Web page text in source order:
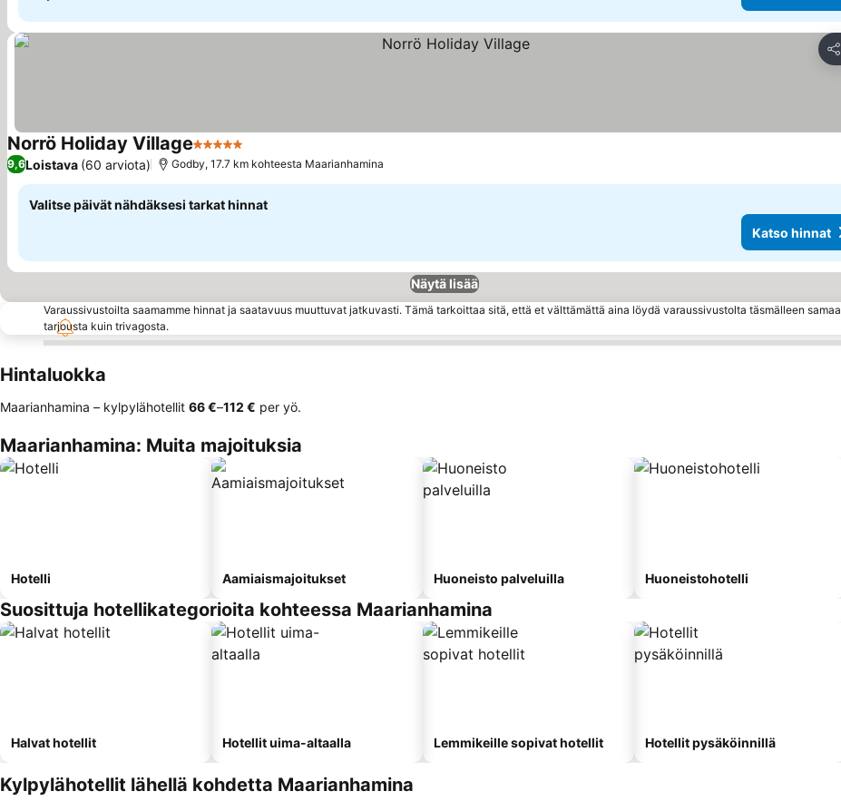
Jaa
Norrö Holiday Village5 Tähtiluokitus
9,6Loistava (60 arviota) Godby, 17.7 km kohteesta Maarianhamina
Valitse päivät nähdäksesi tarkat hinnat
Katso hinnat
Näytä lisää
Varaussivustoilta saamamme hinnat ja saatavuus muuttuvat jatkuvasti. Tämä tarkoittaa sitä, että et välttämättä aina löydä varaussivustolta täsmälleen samaa
tarjousta kuin trivagosta.
Hintaluokka
Maarianhamina – kylpylähotellit ‎66 €–‎112 € per yö.
Maarianhamina: Muita majoituksia
Hotelli Aamiaismajoitukset Huoneisto palveluilla Huoneistohotelli
Suosittuja hotellikategorioita kohteessa Maarianhamina
Halvat hotellit Hotellit uima-altaalla Lemmikeille sopivat hotellit Hotellit pysäköinnillä
Kylpylähotellit lähellä kohdetta Maarianhamina